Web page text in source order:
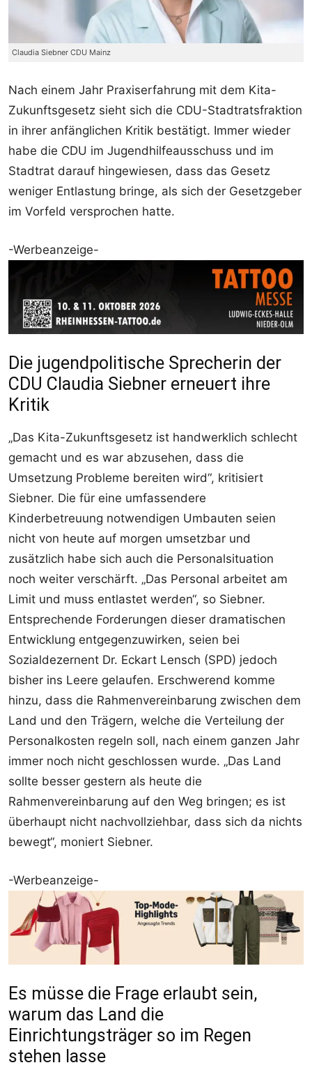
Claudia Siebner CDU Mainz
Nach einem Jahr Praxiserfahrung mit dem Kita-
Zukunftsgesetz sieht sich die CDU-Stadtratsfraktion
in ihrer anfänglichen Kritik bestätigt. Immer wieder
habe die CDU im Jugendhilfeausschuss und im
Stadtrat darauf hingewiesen, dass das Gesetz
weniger Entlastung bringe, als sich der Gesetzgeber
im Vorfeld versprochen hatte.
-Werbeanzeige-
Die jugendpolitische Sprecherin der
CDU Claudia Siebner erneuert ihre
Kritik
„Das Kita-Zukunftsgesetz ist handwerklich schlecht
gemacht und es war abzusehen, dass die
Umsetzung Probleme bereiten wird“, kritisiert
Siebner. Die für eine umfassendere
Kinderbetreuung notwendigen Umbauten seien
nicht von heute auf morgen umsetzbar und
zusätzlich habe sich auch die Personalsituation
noch weiter verschärft. „Das Personal arbeitet am
Limit und muss entlastet werden“, so Siebner.
Entsprechende Forderungen dieser dramatischen
Entwicklung entgegenzuwirken, seien bei
Sozialdezernent Dr. Eckart Lensch (SPD) jedoch
bisher ins Leere gelaufen. Erschwerend komme
hinzu, dass die Rahmenvereinbarung zwischen dem
Land und den Trägern, welche die Verteilung der
Personalkosten regeln soll, nach einem ganzen Jahr
immer noch nicht geschlossen wurde. „Das Land
sollte besser gestern als heute die
Rahmenvereinbarung auf den Weg bringen; es ist
überhaupt nicht nachvollziehbar, dass sich da nichts
bewegt“, moniert Siebner.
-Werbeanzeige-
Es müsse die Frage erlaubt sein,
warum das Land die
Einrichtungsträger so im Regen
stehen lasse